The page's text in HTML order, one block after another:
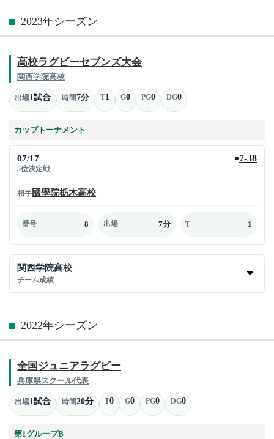
2023年シーズン
高校ラグビーセブンズ大会
関西学院高校
出場1試合 時間7分 T1 G0 PG0 DG0
カップトーナメント
07/17
5位決定戦
●7-38
相手國學院栃木高校
番号 8 出場 7分 T 1
関西学院高校
チーム成績
2022年シーズン
全国ジュニアラグビー
兵庫県スクール代表
出場1試合 時間20分 T0 G0 PG0 DG0
第1グループB